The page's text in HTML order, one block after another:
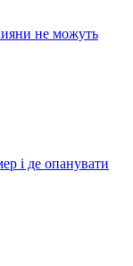
не можуть
і де опанувати